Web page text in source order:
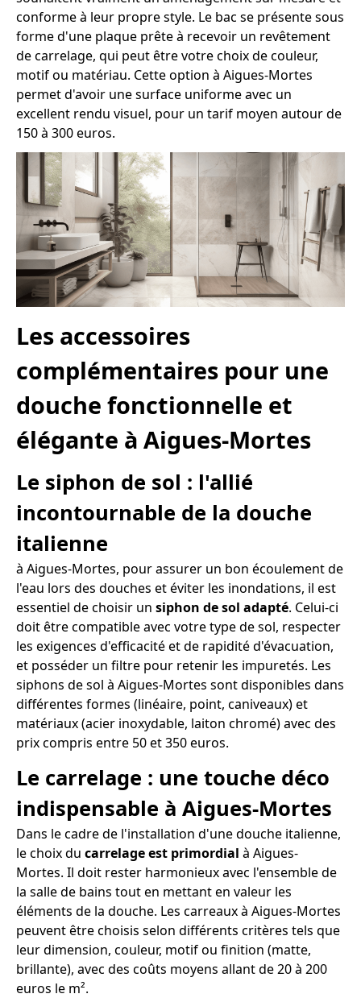
conforme à leur propre style. Le bac se présente sous
forme d'une plaque prête à recevoir un revêtement
de carrelage, qui peut être votre choix de couleur,
motif ou matériau. Cette option à Aigues-Mortes
permet d'avoir une surface uniforme avec un
excellent rendu visuel, pour un tarif moyen autour de
150 à 300 euros.
Les accessoires
complémentaires pour une
douche fonctionnelle et
élégante à Aigues-Mortes
Le siphon de sol : l'allié
incontournable de la douche
italienne
à Aigues-Mortes, pour assurer un bon écoulement de
l'eau lors des douches et éviter les inondations, il est
essentiel de choisir un siphon de sol adapté. Celui-ci
doit être compatible avec votre type de sol, respecter
les exigences d'efficacité et de rapidité d'évacuation,
et posséder un filtre pour retenir les impuretés. Les
siphons de sol à Aigues-Mortes sont disponibles dans
différentes formes (linéaire, point, caniveaux) et
matériaux (acier inoxydable, laiton chromé) avec des
prix compris entre 50 et 350 euros.
Le carrelage : une touche déco
indispensable à Aigues-Mortes
Dans le cadre de l'installation d'une douche italienne,
le choix du carrelage est primordial à Aigues-
Mortes. Il doit rester harmonieux avec l'ensemble de
la salle de bains tout en mettant en valeur les
éléments de la douche. Les carreaux à Aigues-Mortes
peuvent être choisis selon différents critères tels que
leur dimension, couleur, motif ou finition (matte,
brillante), avec des coûts moyens allant de 20 à 200
euros le m².